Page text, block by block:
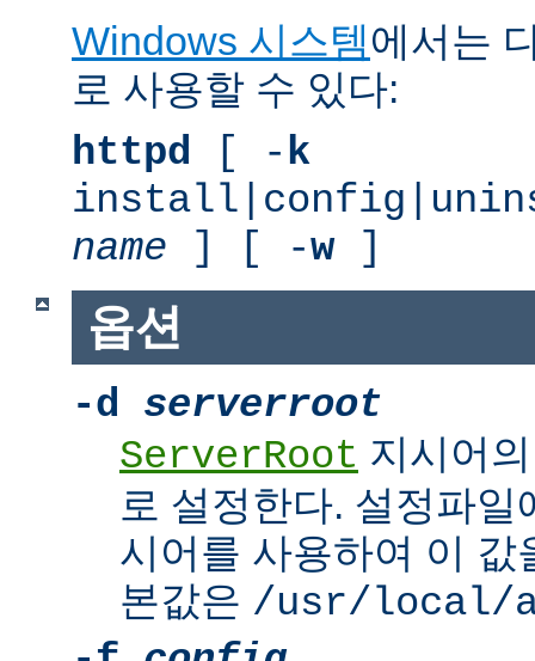
Windows 시스템에서는
로 사용할 수 있다:
httpd [ -k
name ] [ -w]
옵션
-d serverroot
ServerRoot 지시어
로 설정한다. 설정파
시어를 사용하여 이 값
본값은 /usr/local/